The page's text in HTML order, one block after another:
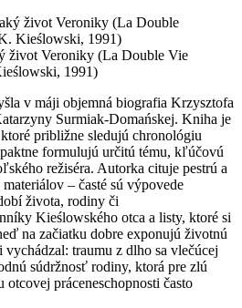
život Veroniky (La Double Vie
1991)
v máji objemná biografia Krzysztofa
Surmiak-Domańskej. Kniha je
približne sledujú chronológiu
formulujú určitú tému, kľúčovú
režiséra. Autorka cituje pestrú a
– časté sú výpovede
života, rodiny či
Kieślowského otca a listy, ktoré si
na začiatku dobre exponujú životnú
traumu z dlho sa vlečúcej
súdržnosť rodiny, ktorá pre zlú
práceneschopnosti často